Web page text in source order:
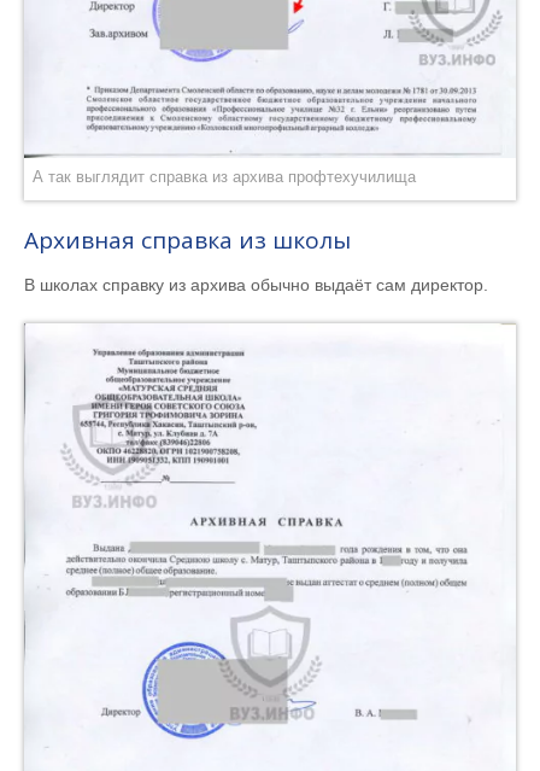
А так выглядит справка из архива профтехучилища
Архивная справка из школы
В школах справку из архива обычно выдаёт сам директор.